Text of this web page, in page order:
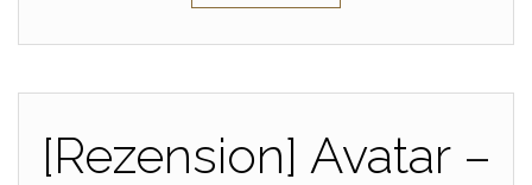
[Rezension] Avatar –